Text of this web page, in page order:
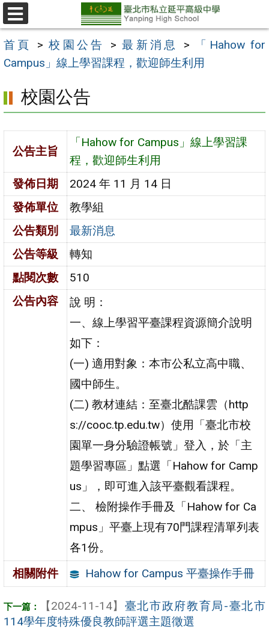
跳
至
主
要
區
選
單
首頁 >校園公告 >最新消息 >
「Hahow for
Campus」線上學習課程，歡迎師生利用
校園公告
公告主旨
「Hahow for Campus」線上學習課
程，歡迎師生利用
發佈日期
2024 年 11 月 14 日
發佈單位
教學組
公告類別
最新消息
公告等級
轉知
點閱次數
510
公告內容
說 明：
一、線上學習平臺課程資源簡介說明
如下：
(一) 適用對象：本市公私立高中職、
國中師生。
(二) 教材連結：至臺北酷課雲（http
s://cooc.tp.edu.tw）使用「臺北市校
園單一身分驗證帳號」登入，於「主
題學習專區」點選「Hahow for Camp
us」，即可進入該平臺觀看課程。
二、 檢附操作手冊及「Hahow for Ca
mpus」平臺上現有70門課程清單列表
各1份。
相關附件
Hahow for Campus 平臺操作手冊
【2024-11-14】 臺北市政府教育局-臺北市
114學年度特殊優良教師評選主題徵選